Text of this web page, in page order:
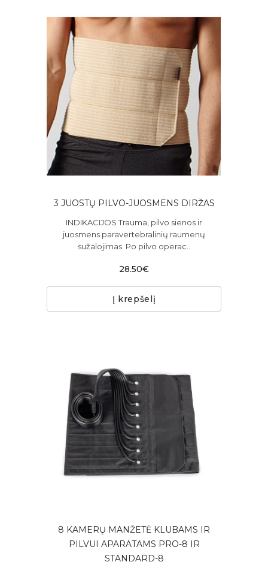
3 JUOSTŲ PILVO-JUOSMENS DIRŽAS
INDIKACIJOS Trauma, pilvo sienos ir
juosmens paravertebralinių raumenų
sužalojimas. Po pilvo operac..
28.50€
Į krepšelį
8 KAMERŲ MANŽETĖ KLUBAMS IR
PILVUI APARATAMS PRO-8 IR
STANDARD-8